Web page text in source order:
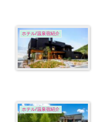
ホテル/温泉宿紹介
ホテル/温泉宿紹介